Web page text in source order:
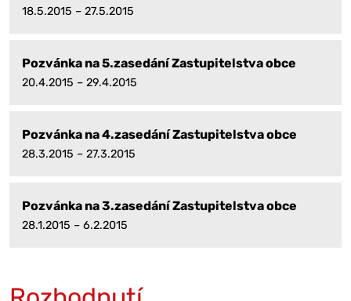
18.5.2015 – 27.5.2015
Pozvánka na 5.zasedání Zastupitelstva obce
20.4.2015 – 29.4.2015
Pozvánka na 4.zasedání Zastupitelstva obce
28.3.2015 – 27.3.2015
Pozvánka na 3.zasedání Zastupitelstva obce
28.1.2015 – 6.2.2015